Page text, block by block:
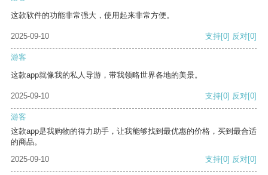
这款软件的功能非常强大，使用起来非常方便。
2025-09-10 支持[0] 反对[0]
游客
这款app就像我的私人导游，带我领略世界各地的美景。
2025-09-10 支持[0] 反对[0]
游客
这款app是我购物的得力助手，让我能够找到最优惠的价格，买到最合适
的商品。
2025-09-10
支持[0] 反对[0]